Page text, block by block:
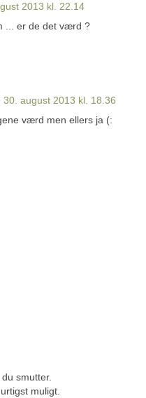
2013 kl. 22.14
... er de det værd ?
30. august 2013 kl. 18.36
værd men ellers ja (:
smutter.
muligt.